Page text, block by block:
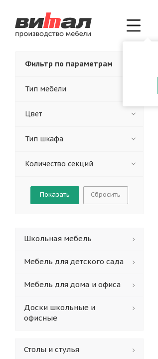
Фильтр по параметрам
Тип мебели
Цвет
Тип шкафа
Количество секций
Сбросить
Школьная мебель
Мебель для детского сада
Мебель для дома и офиса
Доски школьные и
офисные
Столы и стулья